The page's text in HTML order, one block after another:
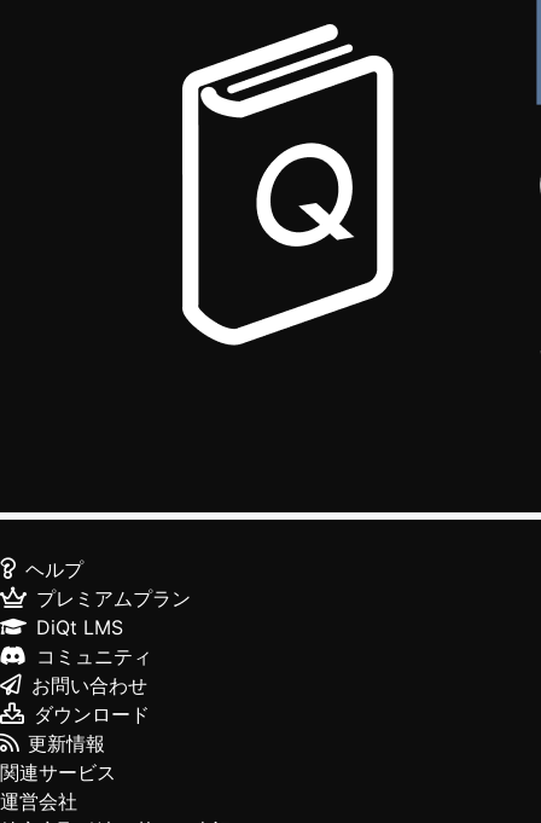
ヘルプ
プレミアムプラン
DiQt LMS
コミュニティ
お問い合わせ
ダウンロード
更新情報
関連サービス
運営会社